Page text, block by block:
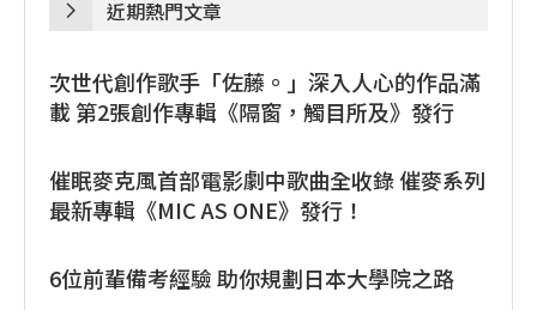
近期熱門文章
次世代創作歌手「佐藤。」深入人心的作品滿
載 第2張創作專輯《隔窗，觸目所及》發行
催眠麥克風首部電影劇中歌曲全收錄 催麥系列
最新專輯《MIC AS ONE》發行！
6位前輩備考經驗 助你規劃日本大學院之路